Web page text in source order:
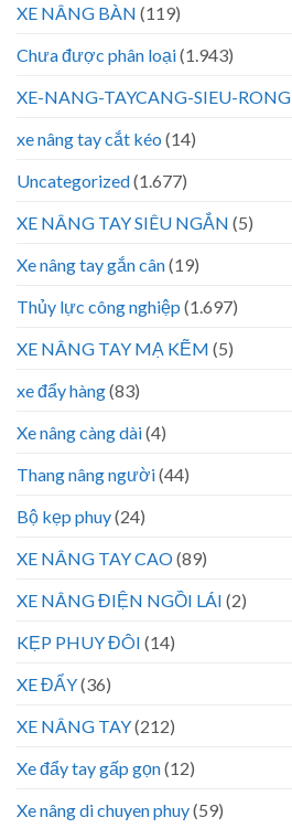
XE NÂNG BÀN (119)
Chưa được phân loại(1.943)
XE-NANG-TAYCANG-SIEU-RONG
xe nâng tay cắt kéo (14)
Uncategorized(1.677)
XE NÂNG TAY SIÊU NGẮN (5)
Xe nâng tay gắn cân(19)
Thủy lực công nghiệp (1.697)
XE NÂNG TAY MẠ KẼM (5)
xe đẩy hàng(83)
Xe nâng càng dài(4)
Thang nâng người(44)
Bộ kẹp phuy(24)
XE NÂNG TAY CAO(89)
XE NÂNG ĐIỆN NGỒI LÁI (2)
KẸP PHUY ĐÔI (14)
XE ĐẨY(36)
XE NÂNG TAY(212)
Xe đẩy tay gấp gọn(12)
Xe nâng di chuyen phuy(59)